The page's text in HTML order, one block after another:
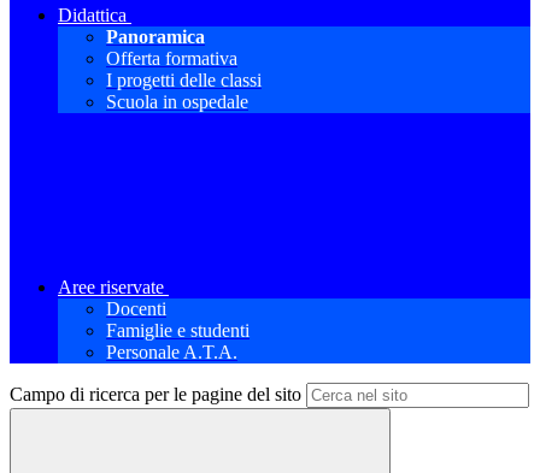
Didattica
Panoramica
Offerta formativa
I progetti delle classi
Scuola in ospedale
Aree riservate
Docenti
Famiglie e studenti
Personale A.T.A.
Campo di ricerca per le pagine del sito